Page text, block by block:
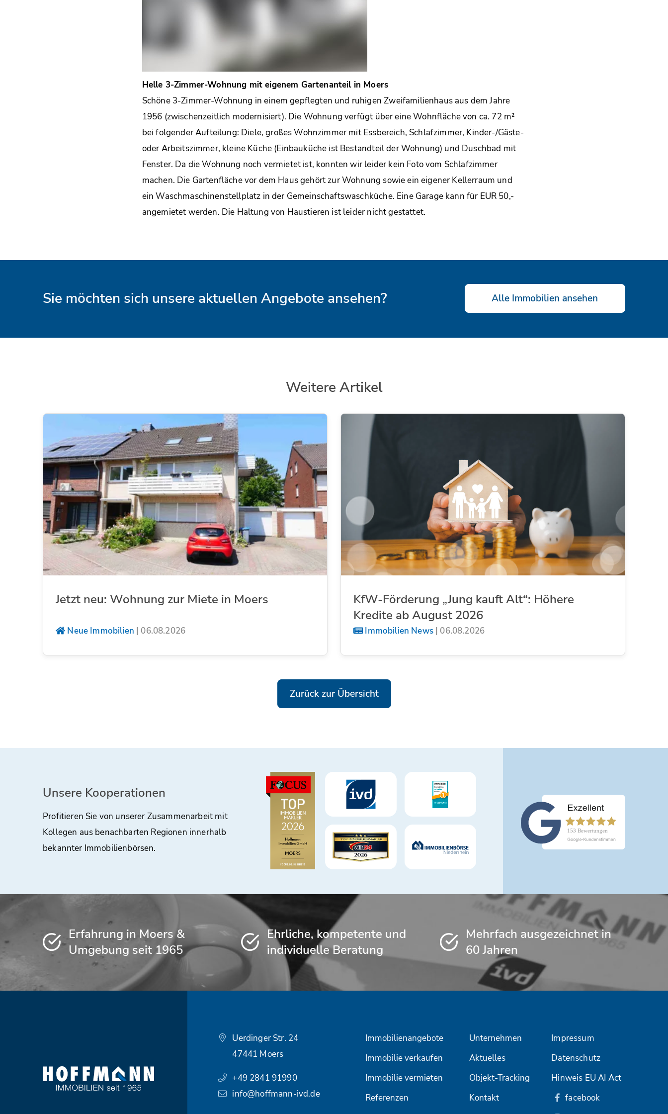
Helle 3-Zimmer-Wohnung mit eigenem Gartenanteil in Moers
Schöne 3-Zimmer-Wohnung in einem gepflegten und ruhigen Zweifamilienhaus aus dem Jahre
1956 (zwischenzeitlich modernisiert). Die Wohnung verfügt über eine Wohnfläche von ca. 72 m²
bei folgender Aufteilung: Diele, großes Wohnzimmer mit Essbereich, Schlafzimmer, Kinder-/Gäste-
oder Arbeitszimmer, kleine Küche (Einbauküche ist Bestandteil der Wohnung) und Duschbad mit
Fenster. Da die Wohnung noch vermietet ist, konnten wir leider kein Foto vom Schlafzimmer
machen. Die Gartenfläche vor dem Haus gehört zur Wohnung sowie ein eigener Kellerraum und
ein Waschmaschinenstellplatz in der Gemeinschaftswaschküche. Eine Garage kann für EUR 50,-
angemietet werden. Die Haltung von Haustieren ist leider nicht gestattet.
Sie möchten sich unsere aktuellen Angebote ansehen? Alle Immobilien ansehen
Weitere Artikel
Jetzt neu: Wohnung zur Miete in Moers
Neue Immobilien | 06.08.2026
KfW-Förderung „Jung kauft Alt“: Höhere
Kredite ab August 2026
Immobilien News| 06.08.2026
Zurück zur Übersicht
Unsere Kooperationen
Profitieren Sie von unserer Zusammenarbeit mit
Kollegen aus benachbarten Regionen innerhalb
bekannter Immobilienbörsen.
Erfahrung in Moers &
Umgebung seit 1965
Ehrliche, kompetente und
individuelle Beratung
Mehrfach ausgezeichnet in
60 Jahren
Uerdinger Str. 24
47441 Moers
+49 2841 91990
info@hoffmann-ivd.de
Immobilienangebote
Unternehmen
Immobilie verkaufen
Aktuelles
Immobilie vermieten
Objekt-Tracking
Referenzen
Kontakt
Impressum
Datenschutz
Hinweis EU AI Act
facebook